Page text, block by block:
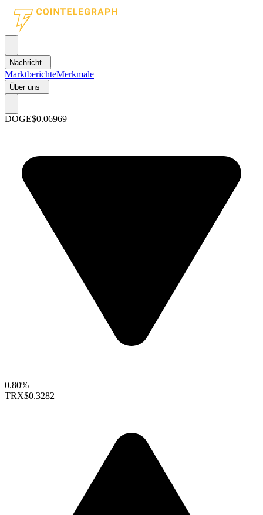
Nachricht
MarktberichteMerkmale
Über uns
DOGE$0.06969
0.80%
TRX$0.3282